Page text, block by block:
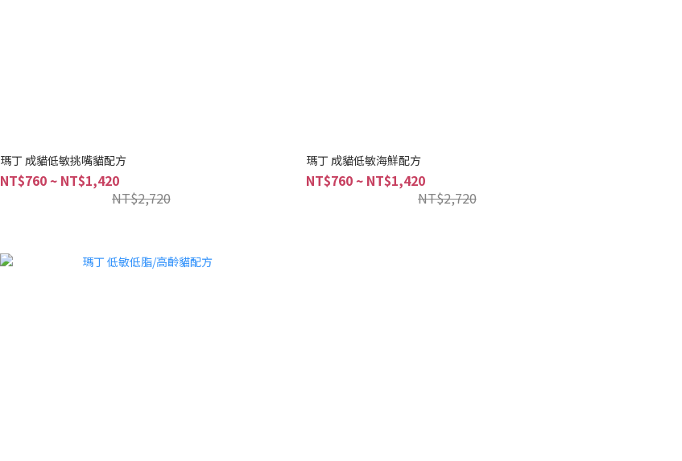
瑪丁 成貓低敏挑嘴貓配方
NT$760 ~ NT$1,420
NT$2,720
瑪丁 成貓低敏海鮮配方
NT$760 ~ NT$1,420
NT$2,720